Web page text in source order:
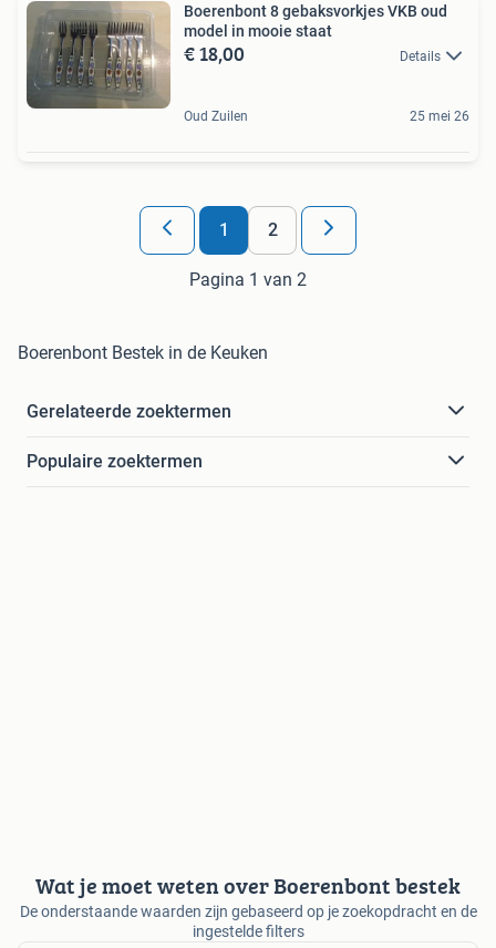
Boerenbont 8 gebaksvorkjes VKB oud
model in mooie staat
€ 18,00 Details
Oud Zuilen 25 mei 26
1 2
Pagina 1 van 2
Boerenbont Bestek in de Keuken
Gerelateerde zoektermen
Populaire zoektermen
Wat je moet weten over Boerenbont bestek
De onderstaande waarden zijn gebaseerd op je zoekopdracht en de
ingestelde filters